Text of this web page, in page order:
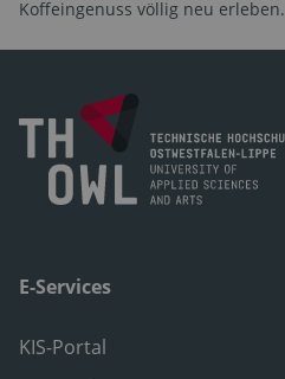
Koffeingenuss völlig neu erleben.
E-Services
KIS-Portal